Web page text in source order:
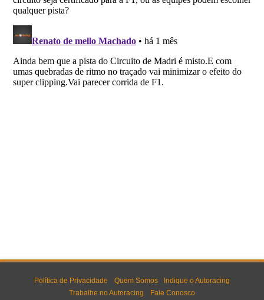
Política de Privacidade Quem Somos
Indique o Autoracing
Trabalhe no Autoracing
Fale Conosco